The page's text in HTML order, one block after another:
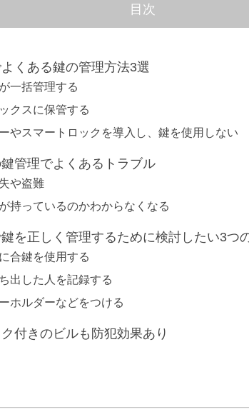
目次
くある鍵の管理方法3選
一括管理する
クスに保管する
やスマートロックを導入し、鍵を使用しない
管理でよくあるトラブル
や盗難
持っているのかわからなくなる
を正しく管理するために検討したい3つ
合鍵を使用する
出した人を記録する
ホルダーなどをつける
付きのビルも防犯効果あり